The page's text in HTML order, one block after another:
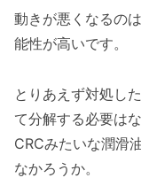
動きが悪くなるの
能性が高いです。
とりあえず対処し
て分解する必要は
CRCみたいな潤滑
なかろうか。